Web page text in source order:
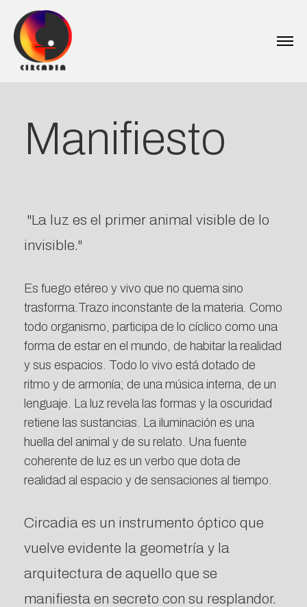
Manifiesto
"La luz es el primer animal visible de lo
invisible."
Es fuego etéreo y vivo que no quema sino
trasforma.Trazo inconstante de la materia. Como
todo organismo, participa de lo cíclico como una
forma de estar en el mundo, de habitar la realidad
y sus espacios. Todo lo vivo está dotado de
ritmo y de armonía; de una música interna, de un
lenguaje. La luz revela las formas y la oscuridad
retiene las sustancias. La iluminación es una
huella del animal y de su relato. Una fuente
coherente de luz es un verbo que dota de
realidad al espacio y de sensaciones al tiempo.
Circadia es un instrumento óptico que
vuelve evidente la geometría y la
arquitectura de aquello que se
manifiesta en secreto con su resplandor.